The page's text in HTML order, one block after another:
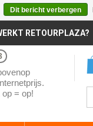
RETOURPLAZA?
= op!
Dit bericht verbergen